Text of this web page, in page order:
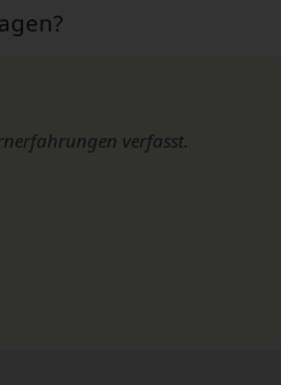
verfasst.